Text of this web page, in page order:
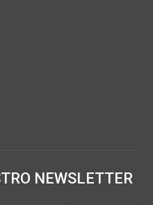
NEWSLETTER